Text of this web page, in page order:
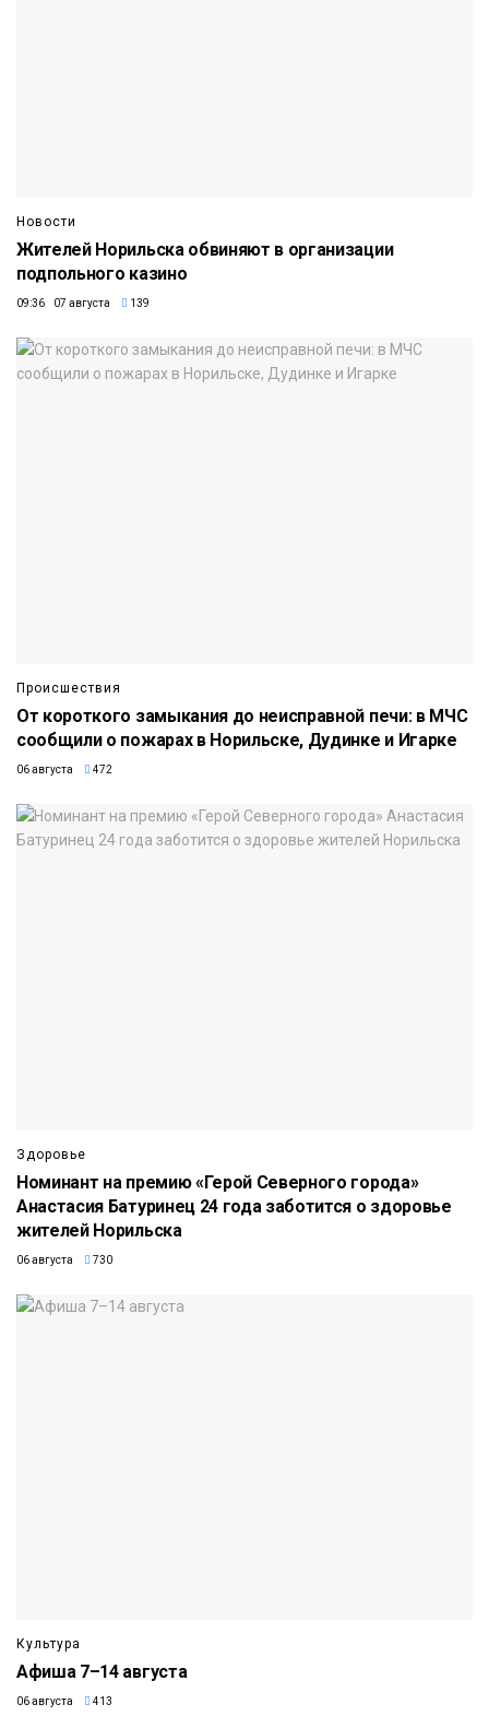
Новости
Жителей Норильска обвиняют в организации
подпольного казино
09:36 07 августа 139
Происшествия
От короткого замыкания до неисправной печи: в МЧС
сообщили о пожарах в Норильске, Дудинке и Игарке
06 августа 472
Здоровье
Номинант на премию «Герой Северного города»
Анастасия Батуринец 24 года заботится о здоровье
жителей Норильска
06 августа 730
Культура
Афиша 7–14 августа
06 августа 413